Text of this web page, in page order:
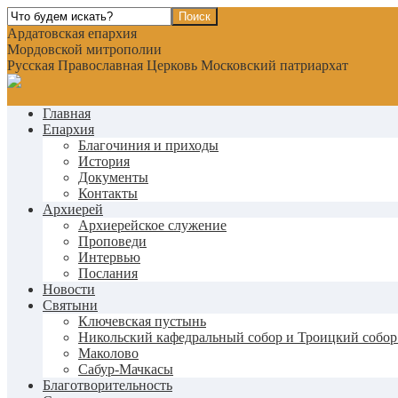
Ардатовская епархия
Мордовской митрополии
Русская Православная Церковь Московский патриархат
Главная
Епархия
Благочиния и приходы
История
Документы
Контакты
Архиерей
Архиерейское служение
Проповеди
Интервью
Послания
Новости
Святыни
Ключевская пустынь
Никольский кафедральный собор и Троицкий собор
Маколово
Сабур-Мачкасы
Благотворительность